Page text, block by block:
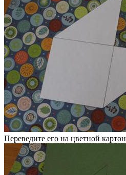
Переведите его на цветной картон